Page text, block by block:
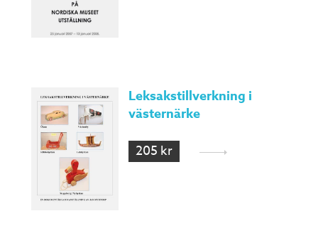
Leksakstillverkning i
västernärke
205 kr